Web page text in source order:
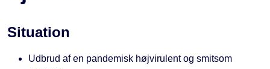
Situation
Udbrud af en pandemisk højvirulent og smitsom